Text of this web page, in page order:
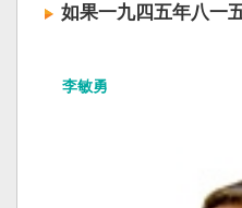
如果一九四五年八一
李敏勇